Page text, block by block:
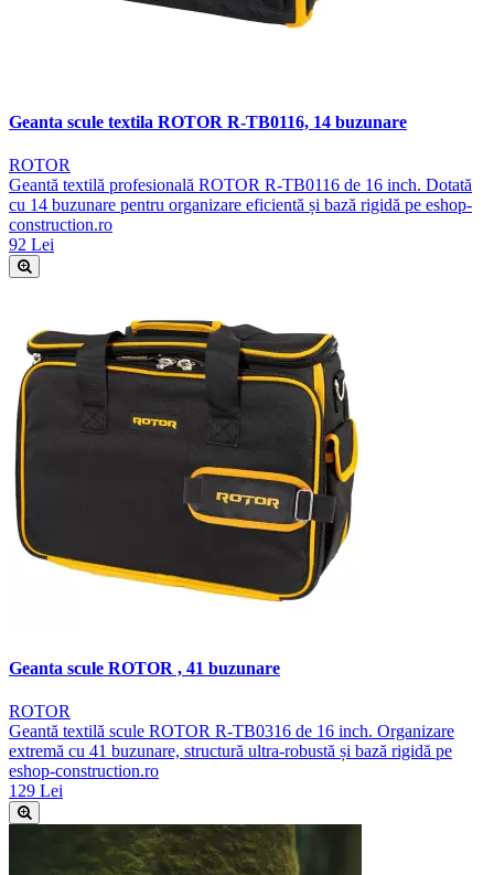
Geanta scule textila ROTOR R-TB0116, 14 buzunare
ROTOR
Geantă textilă profesională ROTOR R-TB0116 de 16 inch. Dotată
cu 14 buzunare pentru organizare eficientă și bază rigidă pe eshop-
construction.ro
92 Lei
Geanta scule ROTOR , 41 buzunare
ROTOR
Geantă textilă scule ROTOR R-TB0316 de 16 inch. Organizare
extremă cu 41 buzunare, structură ultra-robustă și bază rigidă pe
eshop-construction.ro
129 Lei